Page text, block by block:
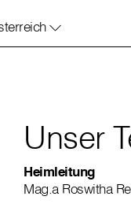
Unser
Heimleitung
Mag.a Roswitha